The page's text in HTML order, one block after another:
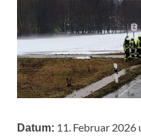
Datum: 11. Februar 2026